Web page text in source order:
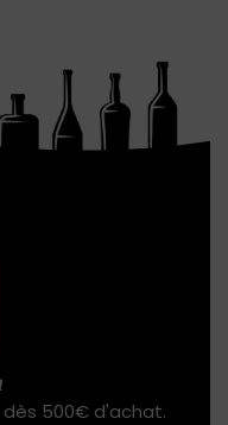
dès 500€ d'achat.